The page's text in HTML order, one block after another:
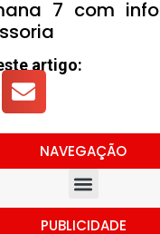
7 com
artigo:
NAVEGAÇÃO
PUBLICIDADE